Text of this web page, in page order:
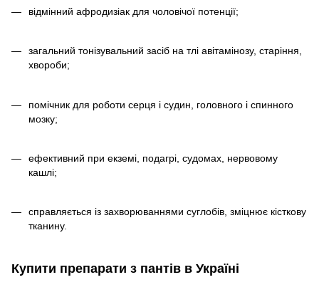
відмінний афродизіак для чоловічої потенції;
загальний тонізувальний засіб на тлі авітамінозу, старіння,
хвороби;
помічник для роботи серця і судин, головного і спинного
мозку;
ефективний при екземі, подагрі, судомах, нервовому
кашлі;
справляється із захворюваннями суглобів, зміцнює кісткову
тканину.
Купити препарати з пантів в Україні